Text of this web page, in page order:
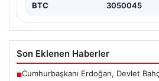
BTC 3050045
Son Eklenen Haberler
■Cumhurbaşkanı Erdoğan, Devlet